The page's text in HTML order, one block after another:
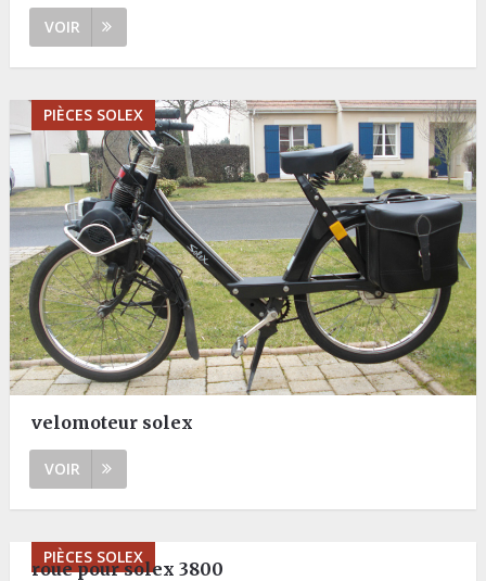
VOIR
PIÈCES SOLEX
velomoteur solex
VOIR
PIÈCES SOLEX
roue pour solex 3800